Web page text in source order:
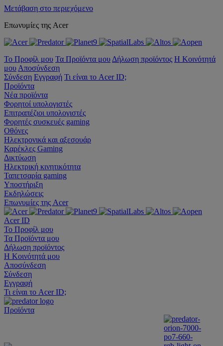
Μετάβαση στο περιεχόμενο
Επωνυμίες της Acer
Το Προφίλ μου Τα Προϊόντα μου Δήλωση προϊόντος Η Κοινότητά
μου Αποσύνδεση
Σύνδεση Εγγραφή Τι είναι το Acer ID;
Προϊόντα
Νέα προϊόντα
Φορητοί υπολογιστές
Επιτραπέζιοι υπολογιστές
Φορητές συσκευές gaming
Οθόνες
Ηλεκτρονικά και αξεσουάρ
Καρέκλες Gaming
Δικτύωση
Ηλεκτρική κινητικότητα
Ταπετσαρία gaming
Υποστήριξη
Εκδηλώσεις
Επωνυμίες της Acer
Acer ID
Το Προφίλ μου
Τα Προϊόντα μου
Δήλωση προϊόντος
Η Κοινότητά μου
Αποσύνδεση
Σύνδεση
Εγγραφή
Τι είναι το Acer ID;
Προϊόντα